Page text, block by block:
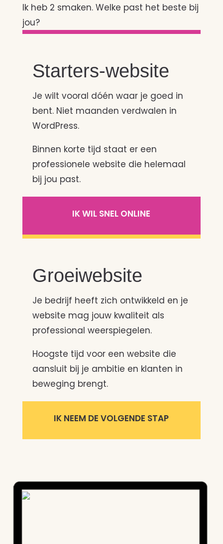
Ik heb 2 smaken. Welke past het beste bij
jou?
Starters-website
Je wilt vooral dóén waar je goed in
bent. Niet maanden verdwalen in
WordPress.
Binnen korte tijd staat er een
professionele website die helemaal
bij jou past.
IK WIL SNEL ONLINE
Groeiwebsite
Je bedrijf heeft zich ontwikkeld en je
website mag jouw kwaliteit als
professional weerspiegelen.
Hoogste tijd voor een website die
aansluit bij je ambitie en klanten in
beweging brengt.
IK NEEM DE VOLGENDE STAP